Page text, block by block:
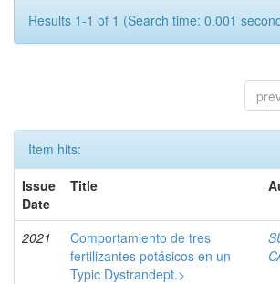
Results 1-1 of 1 (Search time: 0.001
Item hits:
Issue
Date
Title
2021
Comportamiento de tres
fertilizantes potásicos en un
Typic Dystrandept.>